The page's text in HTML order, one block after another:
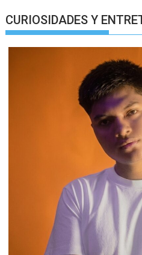
CURIOSIDADES Y